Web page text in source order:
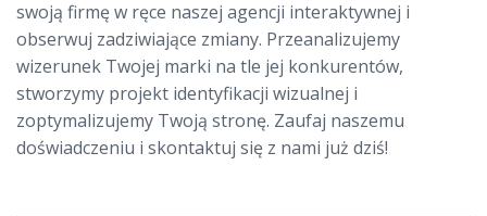
swoją firmę w ręce naszej agencji interaktywnej i
obserwuj zadziwiające zmiany. Przeanalizujemy
wizerunek Twojej marki na tle jej konkurentów,
stworzymy projekt identyfikacji wizualnej i
zoptymalizujemy Twoją stronę. Zaufaj naszemu
doświadczeniu i skontaktuj się z nami już dziś!